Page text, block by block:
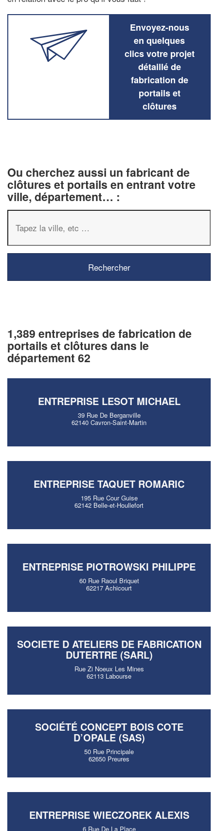
Envoyez-nous
en quelques
clics votre projet
détaillé de
fabrication de
portails et
clôtures
Ou cherchez aussi un fabricant de
clôtures et portails en entrant votre
ville, département… :
1,389 entreprises de fabrication de
portails et clôtures dans le
département 62
ENTREPRISE LESOT MICHAEL
39 Rue De Berganville
62140 Cavron-Saint-Martin
ENTREPRISE TAQUET ROMARIC
195 Rue Cour Guise
62142 Belle-et-Houllefort
ENTREPRISE PIOTROWSKI PHILIPPE
60 Rue Raoul Briquet
62217 Achicourt
SOCIETE D ATELIERS DE FABRICATION
DUTERTRE (SARL)
Rue Zi Noeux Les Mines
62113 Labourse
SOCIÉTÉ CONCEPT BOIS COTE
D’OPALE (SAS)
50 Rue Principale
62650 Preures
ENTREPRISE WIECZOREK ALEXIS
6 Rue De La Place